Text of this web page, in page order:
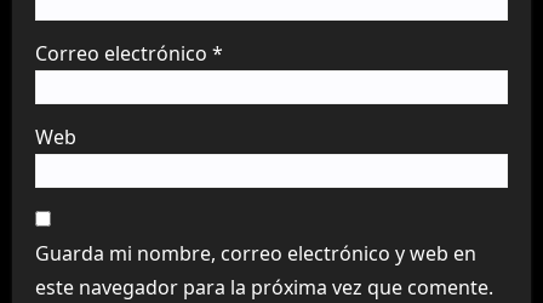
Correo electrónico *
Web
Guarda mi nombre, correo electrónico y web en
este navegador para la próxima vez que comente.